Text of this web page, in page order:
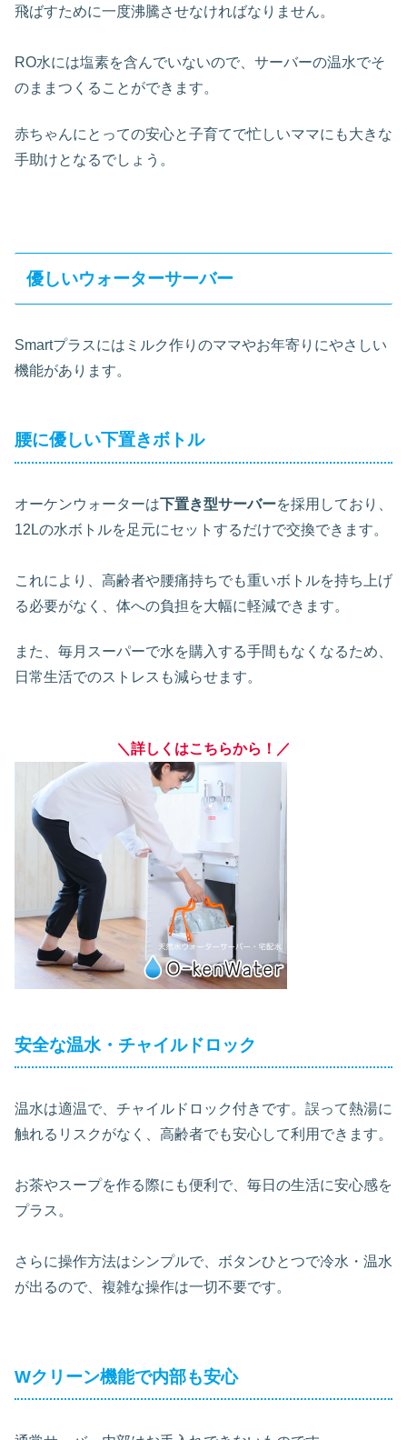
飛ばすために一度沸騰させなければなりません。
RO水には塩素を含んでいないので、サーバーの温水でそ
のままつくることができます。
赤ちゃんにとっての安心と子育てで忙しいママにも大きな
手助けとなるでしょう。
優しいウォーターサーバー
Smartプラスにはミルク作りのママやお年寄りにやさしい
機能があります。
腰に優しい下置きボトル
オーケンウォーターは下置き型サーバーを採用しており、
12Lの水ボトルを足元にセットするだけで交換できます。
これにより、高齢者や腰痛持ちでも重いボトルを持ち上げ
る必要がなく、体への負担を大幅に軽減できます。
また、毎月スーパーで水を購入する手間もなくなるため、
日常生活でのストレスも減らせます。
＼詳しくはこちらから！／
安全な温水・チャイルドロック
温水は適温で、チャイルドロック付きです。誤って熱湯に
触れるリスクがなく、高齢者でも安心して利用できます。
お茶やスープを作る際にも便利で、毎日の生活に安心感を
プラス。
さらに操作方法はシンプルで、ボタンひとつで冷水・温水
が出るので、複雑な操作は一切不要です。
Wクリーン機能で内部も安心